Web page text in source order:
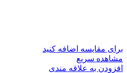
برای مقایسه اضافه کنید
مشاهده سریع
افزودن به علاقه مندی